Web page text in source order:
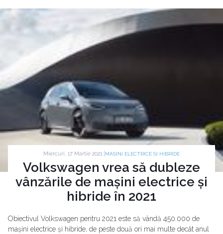
Miercuri, 17 Martie 2021 | MASINI ELECTRICE SI HIBRIDE
Volkswagen vrea să dubleze
vânzările de mașini electrice și
hibride în 2021
Obiectivul Volkswagen pentru 2021 este să vândă 450.000 de
mașini electrice și hibride, de peste două ori mai multe decât anul